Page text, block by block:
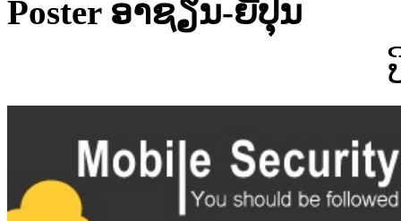
Poster ອາຊຽນ-ຍີ່ປຸ່ນ